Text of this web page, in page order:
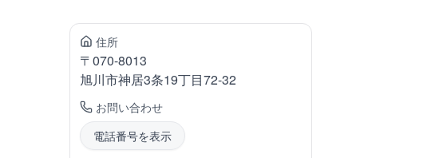
住所
〒070-8013
旭川市神居3条19丁目72-32
お問い合わせ
電話番号を表示